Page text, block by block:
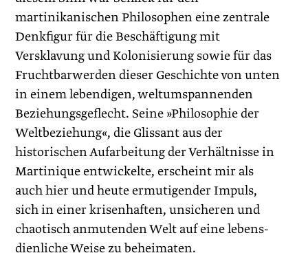
martinikanischen Philosophen eine zentrale
Denkfigur für die Beschäftigung mit
Versklavung und Kolonisierung sowie für das
Fruchtbarwerden dieser Geschichte von unten
in einem lebendigen, weltumspannenden
Beziehungsgeflecht. Seine »Philosophie der
Weltbeziehung«, die Glissant aus der
historischen Aufarbeitung der Verhältnisse in
Martinique entwickelte, erscheint mir als
auch hier und heute ermutigender Impuls,
sich in einer krisenhaften, unsicheren und
chaotisch anmutenden Welt auf eine lebens-
dienliche Weise zu beheimaten.